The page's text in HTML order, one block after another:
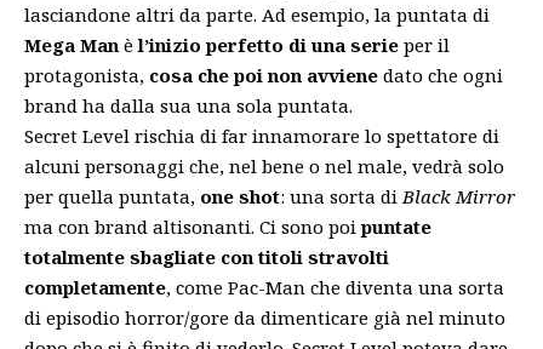
lasciandone altri da parte. Ad esempio, la puntata di
Mega Man èl’inizio perfetto di una serie per il
protagonista, cosa che poi non avviene dato che ogni
brand ha dalla sua una sola puntata.
Secret Level rischia di far innamorare lo spettatore di
alcuni personaggi che, nel bene o nel male, vedrà solo
per quella puntata, one shot: una sorta di Black Mirror
ma con brand altisonanti. Ci sono poipuntate
totalmente sbagliate con titoli stravolti
completamente, come Pac-Man che diventa una sorta
di episodio horror/gore da dimenticare già nel minuto